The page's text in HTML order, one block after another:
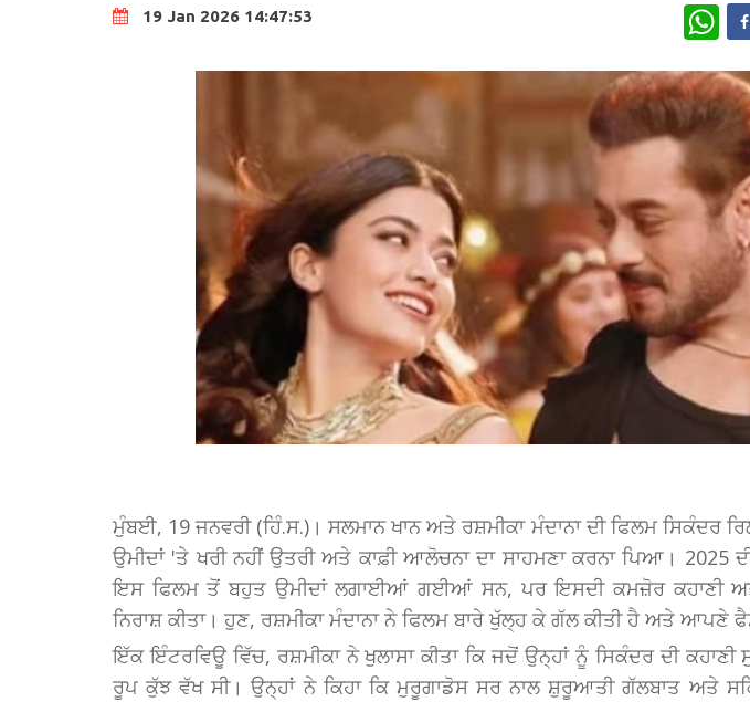
19 Jan 2026 14:47:53
ਮੁੰਬਈ, 19 ਜਨਵਰੀ (ਹਿੰ.ਸ.)। ਸਲਮਾਨ ਖਾਨ ਅਤੇ ਰਸ਼ਮੀਕਾ ਮੰਦਾਨਾ ਦੀ ਫਿਲਮ ਸਿਕੰਦਰ
ਉਮੀਦਾਂ 'ਤੇ ਖਰੀ ਨਹੀਂ ਉਤਰੀ ਅਤੇ ਕਾਫ਼ੀ ਆਲੋਚਨਾ ਦਾ ਸਾਹਮਣਾ ਕਰਨਾ ਪਿਆ।
ਇਸ ਫਿਲਮ ਤੋਂ ਬਹੁਤ ਉਮੀਦਾਂ ਲਗਾਈਆਂ ਗਈਆਂ ਸਨ, ਪਰ ਇਸਦੀ ਕਮਜ਼ੋਰ ਕਹਾਣੀ
ਨਿਰਾਸ਼ ਕੀਤਾ। ਹੁਣ, ਰਸ਼ਮੀਕਾ ਮੰਦਾਨਾ ਨੇ ਫਿਲਮ ਬਾਰੇ ਖੁੱਲ੍ਹ ਕੇ ਗੱਲ ਕੀਤੀ ਹੈ ਅਤੇ ਆਪਣੇ
ਇੱਕ ਇੰਟਰਵਿਊ ਵਿੱਚ, ਰਸ਼ਮੀਕਾ ਨੇ ਖੁਲਾਸਾ ਕੀਤਾ ਕਿ ਜਦੋਂ ਉਨ੍ਹਾਂ ਨੂੰ ਸਿਕੰਦਰ ਦੀ
ਰੂਪ ਕੁੱਝ ਵੱਖ ਸੀ। ਉਨ੍ਹਾਂ ਨੇ ਕਿਹਾ ਕਿ ਮੁਰੂਗਾਡੋਸ ਸਰ ਨਾਲ ਸ਼ੁਰੂਆਤੀ ਗੱਲਬਾਤ ਅਤੇ